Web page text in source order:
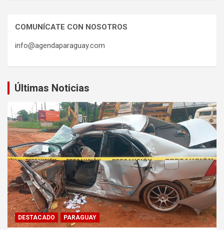
COMUNÍCATE CON NOSOTROS
info@agendaparaguay.com
Últimas Noticias
DESTACADO PARAGUAY